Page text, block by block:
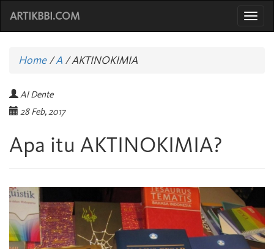
ARTIKBBI.COM
Home/A /AKTINOKIMIA
Al Dente
28 Feb, 2017
Apa itu AKTINOKIMIA?